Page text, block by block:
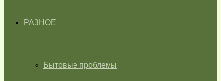
РАЗНОЕ
Бытовые проблемы